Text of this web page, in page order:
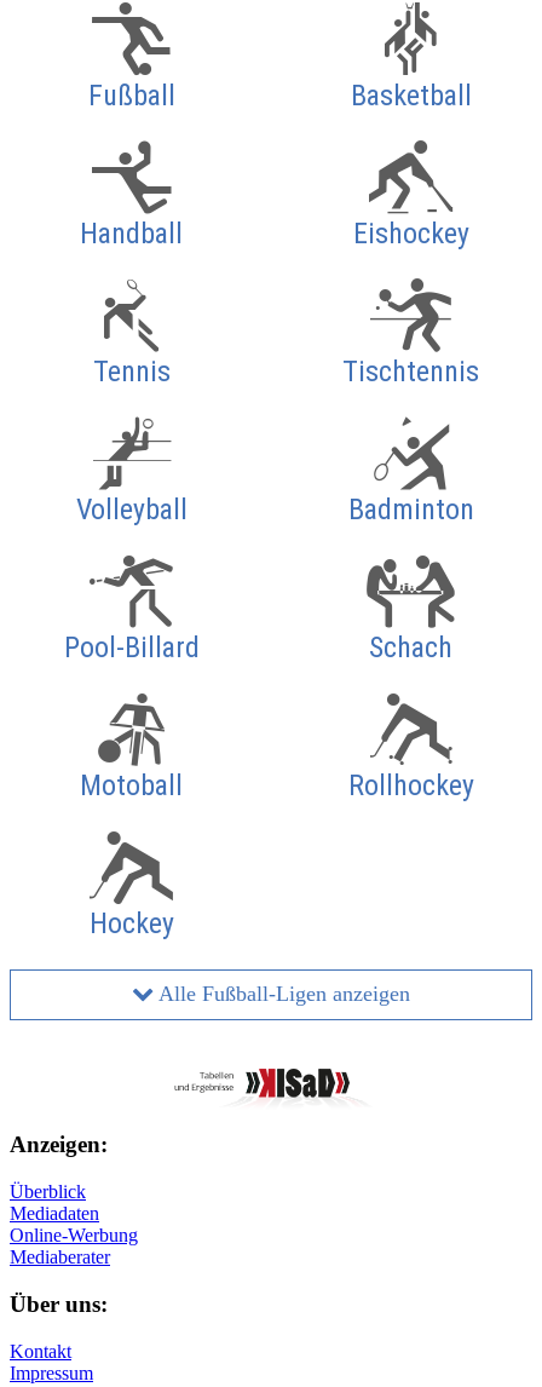
Fußball Basketball
Handball Eishockey
Tennis Tischtennis
Volleyball Badminton
Pool-Billard Schach
Motoball Rollhockey
Hockey
Alle Fußball-Ligen anzeigen
Anzeigen:
Überblick
Mediadaten
Online-Werbung
Mediaberater
Über uns:
Kontakt
Impressum